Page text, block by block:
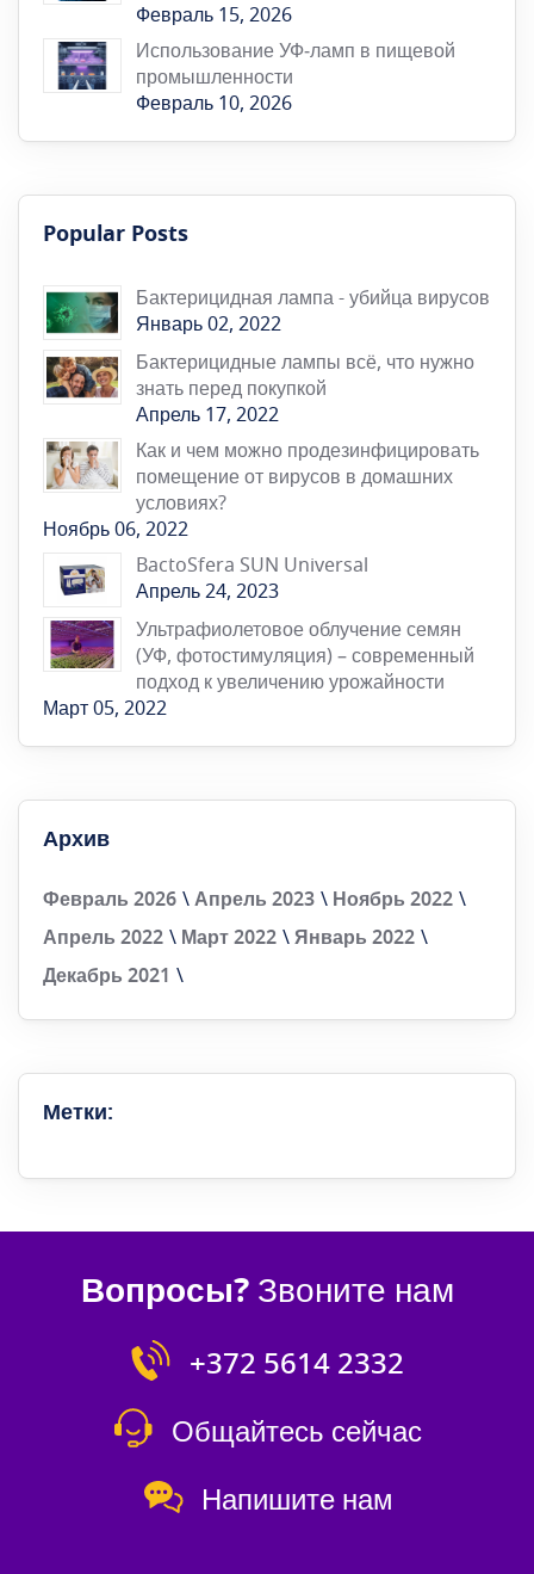
Февраль 15, 2026
Использование УФ‑ламп в пищевой
промышленности
Февраль 10, 2026
Popular Posts
Бактерицидная лампа - убийца вирусов
Январь 02, 2022
Бактерицидные лампы всё, что нужно
знать перед покупкой
Апрель 17, 2022
Как и чем можно продезинфицировать
помещение от вирусов в домашних
условиях?
Ноябрь 06, 2022
BactoSfera SUN Universal
Апрель 24, 2023
Ультрафиолетовое облучение семян
(УФ, фотостимуляция) – современный
подход к увеличению урожайности
Март 05, 2022
Архив
Февраль 2026 Апрель 2023
Ноябрь 2022
Апрель 2022
Март 2022
Январь 2022
Декабрь 2021
Метки:
Вопросы?Звоните нам
+372 5614 2332
Общайтесь сейчас
Напишите нам